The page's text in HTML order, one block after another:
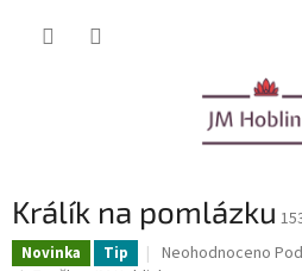
Králík na pomlázku
Novinka Tip
Průměrné
Neohodnoceno